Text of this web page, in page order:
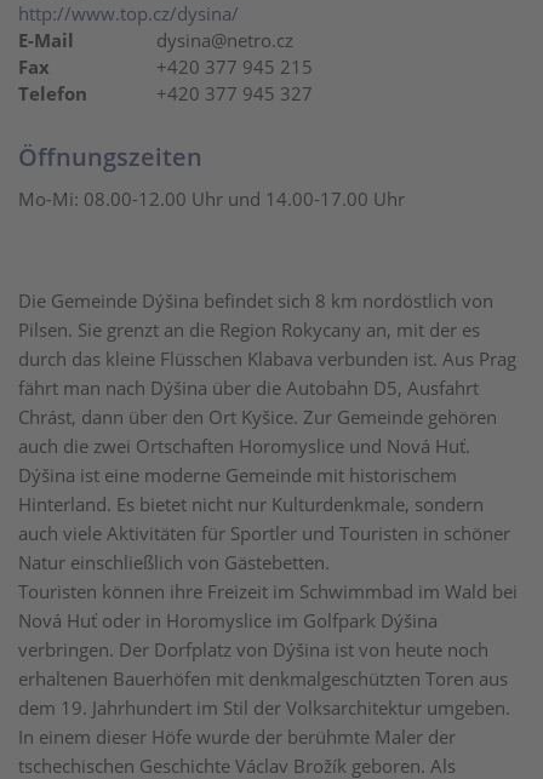
Die Gemeinde Dýšina befindet sich 8 km nordöstlich von
Pilsen. Sie grenzt an die Region Rokycany an, mit der es
durch das kleine Flüsschen Klabava verbunden ist. Aus Prag
fährt man nach Dýšina über die Autobahn D5, Ausfahrt
Chrást, dann über den Ort Kyšice. Zur Gemeinde gehören
auch die zwei Ortschaften Horomyslice und Nová Huť.
Dýšina ist eine moderne Gemeinde mit historischem
Hinterland. Es bietet nicht nur Kulturdenkmale, sondern
auch viele Aktivitäten für Sportler und Touristen in schöner
Natur einschließlich von Gästebetten.
Touristen können ihre Freizeit im Schwimmbad im Wald bei
Nová Huť oder in Horomyslice im Golfpark Dýšina
verbringen. Der Dorfplatz von Dýšina ist von heute noch
erhaltenen Bauerhöfen mit denkmalgeschützten Toren aus
dem 19. Jahrhundert im Stil der Volksarchitektur umgeben.
In einem dieser Höfe wurde der berühmte Maler der
tschechischen Geschichte Václav Brožík geboren. Als
http://www.top.cz/dysina/
E-Mail
dysina@netro.cz
Fax
+420 377 945 215
Telefon
+420 377 945 327
Öffnungszeiten
Mo-Mi: 08.00-12.00 Uhr und 14.00-17.00 Uhr